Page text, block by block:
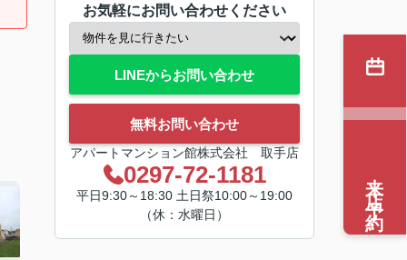
お気軽にお問い合わせください
LINEからお問い合わせ
無料お問い合わせ
アパートマンション館株式会社 取手店
0297-72-1181
平日9:30～18:30 土日祭10:00～19:00
（休：水曜日）
来店予約